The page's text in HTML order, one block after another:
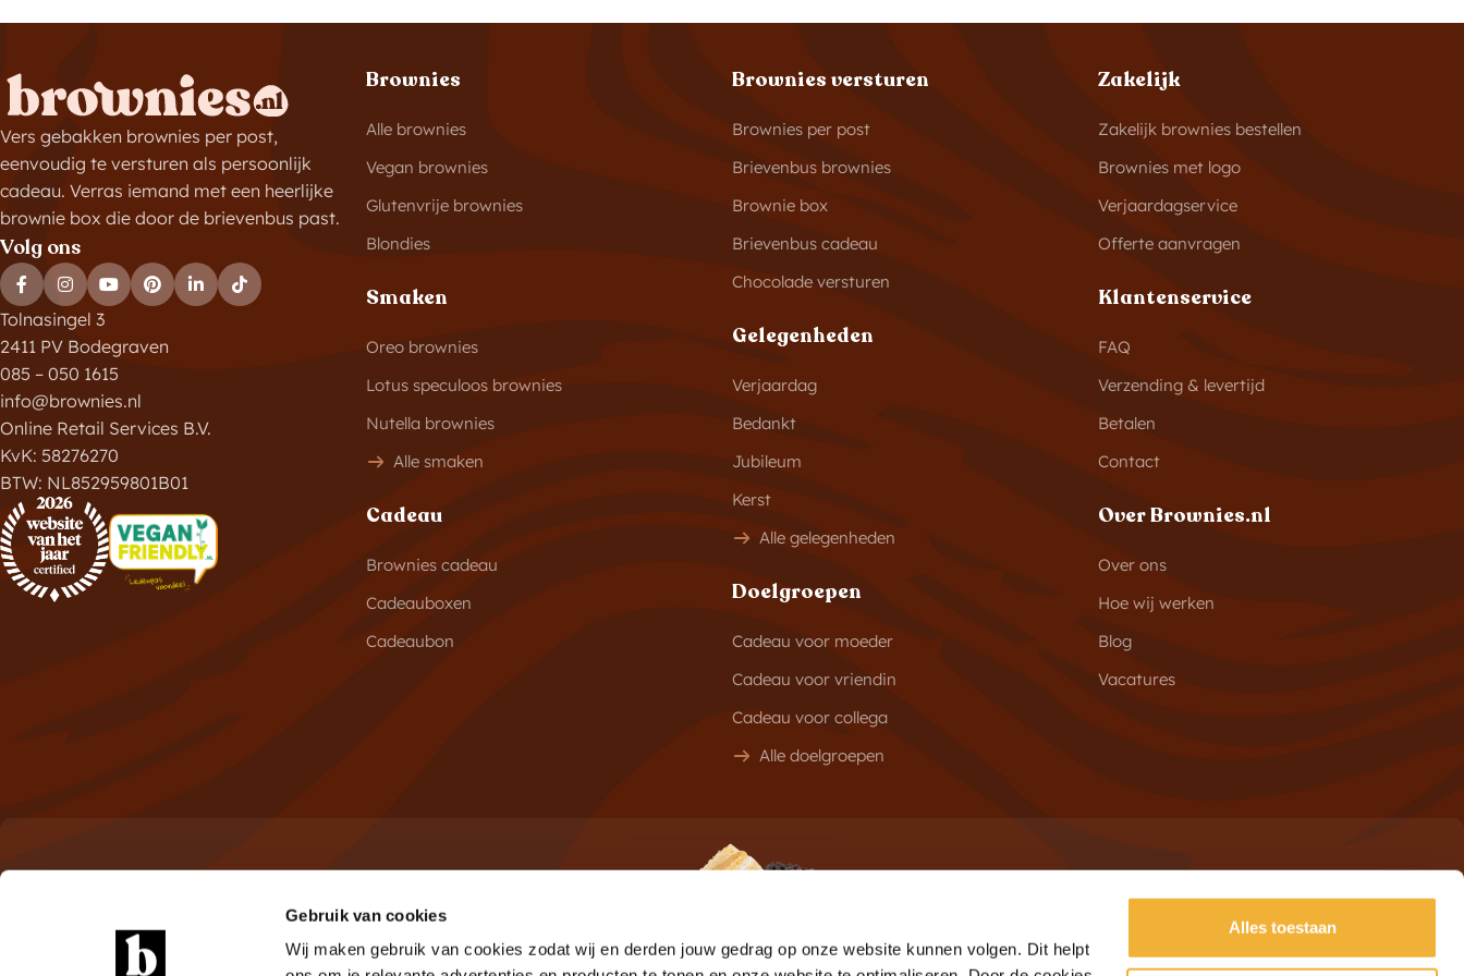
Gebruik van cookies
Wij maken gebruik van cookies zodat wij en derden jouw gedrag op onze website kunnen volgen. Dit helpt
Alles toestaan
Vers gebakken brownies per post,
eenvoudig te versturen als persoonlijk
cadeau. Verras iemand met een heerlijke
brownie box die door de brievenbus past.
Volg ons
Tolnasingel 3
2411 PV Bodegraven
085 – 050 1615
info@brownies.nl
Online Retail Services B.V.
KvK: 58276270
BTW: NL852959801B01
Brownies
Alle brownies
Vegan brownies
Glutenvrije brownies
Blondies
Smaken
Oreo brownies
Lotus speculoos brownies
Nutella brownies
Alle smaken
Cadeau
Brownies cadeau
Cadeauboxen
Cadeaubon
Brownies versturen
Brownies per post
Brievenbus brownies
Brownie box
Brievenbus cadeau
Chocolade versturen
Gelegenheden
Verjaardag
Bedankt
Jubileum
Kerst
Alle gelegenheden
Doelgroepen
Cadeau voor moeder
Cadeau voor vriendin
Cadeau voor collega
Alle doelgroepen
Zakelijk
Zakelijk brownies bestellen
Brownies met logo
Verjaardagservice
Offerte aanvragen
Klantenservice
FAQ
Verzending & levertijd
Betalen
Contact
Over Brownies.nl
Over ons
Hoe wij werken
Blog
Vacatures
Ontdek als eerste de nieuwste brownies en exclusieve aanbiedingen Schrijf je in